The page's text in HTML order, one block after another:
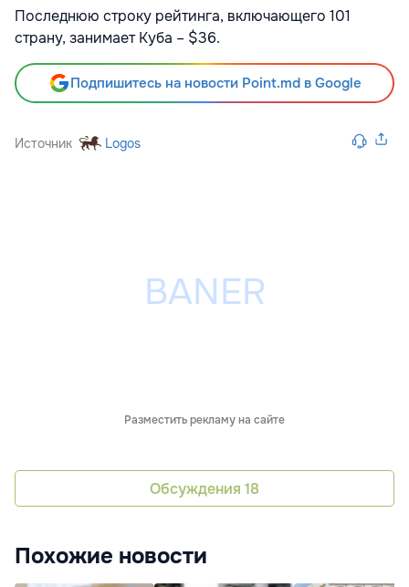
Последнюю строку рейтинга, включающего 101
страну, занимает Куба – $36.
Подпишитесь на новости Point.md в Google
Источник Logos
Разместить рекламу на сайте
Обсуждения 18
Похожие новости